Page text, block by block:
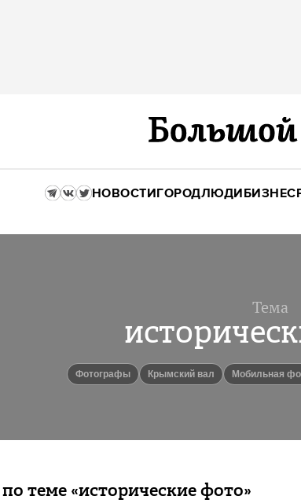
НОВОСТИГОРОДЛЮДИБИЗНЕС
Тема
фотографы Крымский вал мобильная
теме «исторические фото»